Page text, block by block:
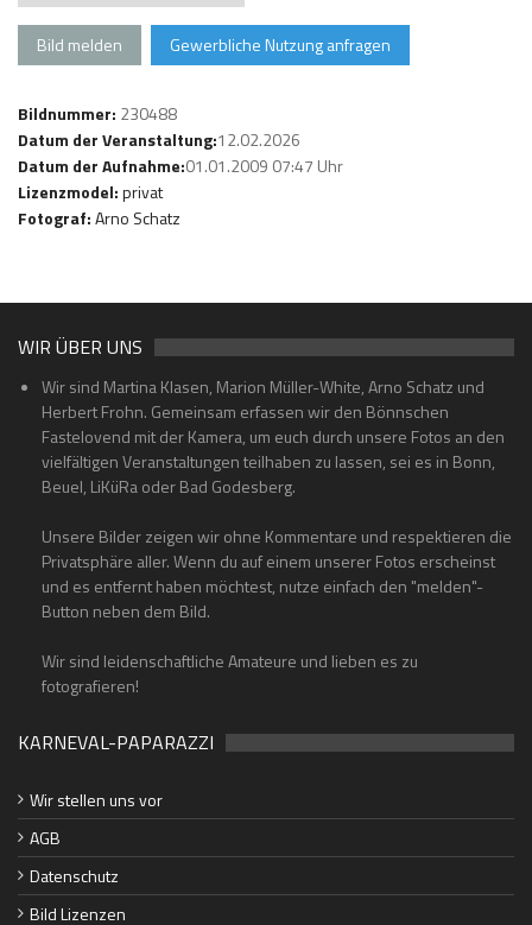
Bild melden Gewerbliche Nutzung anfragen
Bildnummer: 230488
Datum der Veranstaltung:12.02.2026
Datum der Aufnahme:01.01.2009 07:47 Uhr
Lizenzmodel:privat
Fotograf:Arno Schatz
WIR ÜBER UNS
Wir sind Martina Klasen, Marion Müller-White, Arno Schatz und
Herbert Frohn. Gemeinsam erfassen wir den Bönnschen
Fastelovend mit der Kamera, um euch durch unsere Fotos an den
vielfältigen Veranstaltungen teilhaben zu lassen, sei es in Bonn,
Beuel, LiKüRa oder Bad Godesberg.
Unsere Bilder zeigen wir ohne Kommentare und respektieren die
Privatsphäre aller. Wenn du auf einem unserer Fotos erscheinst
und es entfernt haben möchtest, nutze einfach den "melden"-
Button neben dem Bild.
Wir sind leidenschaftliche Amateure und lieben es zu
fotografieren!
KARNEVAL-PAPARAZZI
Wir stellen uns vor
AGB
Datenschutz
Bild Lizenzen